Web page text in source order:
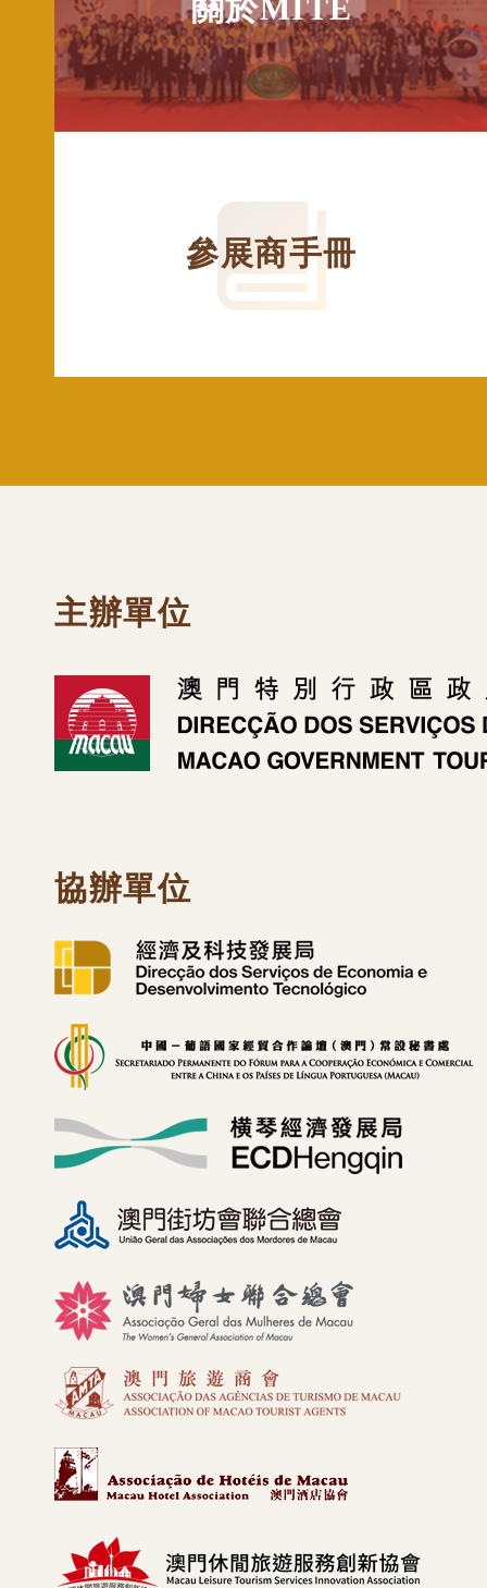
關於MITE
參展商手冊
主辦單位
協辦單位